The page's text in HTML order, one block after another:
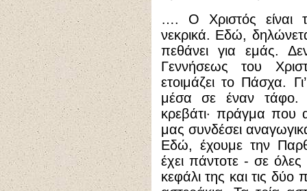
…. Ο Χριστός είναι
νεκρικά. Εδώ,
πεθάνει για εμάς.
Γεννήσεως του
ετοιμάζει το Πάσχα.
μέσα σε έναν τάφο.
κρεβάτι· πράγμα που
μας συνδέσει
Εδώ, έχουμε την
έχει πάντοτε - σε όλες
κεφάλι της και τις δύο